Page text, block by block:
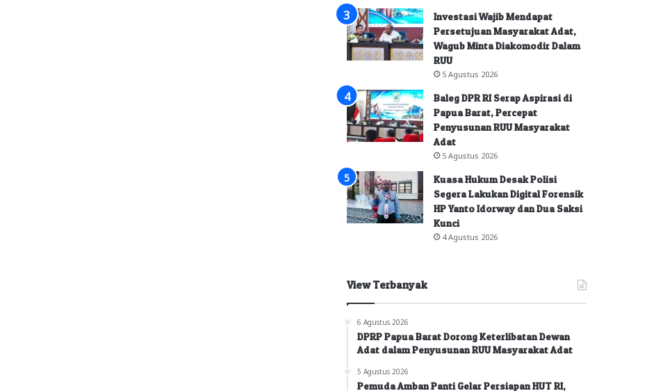
Investasi Wajib Mendapat
Persetujuan Masyarakat Adat,
Wagub Minta Diakomodir Dalam
RUU
5 Agustus 2026
Baleg DPR RI Serap Aspirasi di
Papua Barat, Percepat
Penyusunan RUU Masyarakat
Adat
5 Agustus 2026
Kuasa Hukum Desak Polisi
Segera Lakukan Digital Forensik
HP Yanto Idorway dan Dua Saksi
Kunci
4 Agustus 2026
View Terbanyak
6 Agustus 2026
DPRP Papua Barat Dorong Keterlibatan Dewan
Adat dalam Penyusunan RUU Masyarakat Adat
5 Agustus 2026
Pemuda Amban Panti Gelar Persiapan HUT RI,